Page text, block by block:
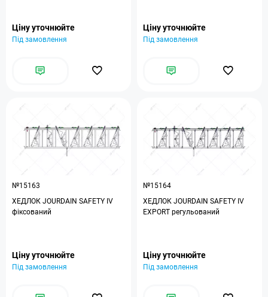
Ціну уточнюйте
Під замовлення
Ціну уточнюйте
Під замовлення
№15163
ХЕДЛОК JOURDAIN SAFETY IV
фіксований
Ціну уточнюйте
Під замовлення
№15164
ХЕДЛОК JOURDAIN SAFETY IV
EXPORT регульований
Ціну уточнюйте
Під замовлення